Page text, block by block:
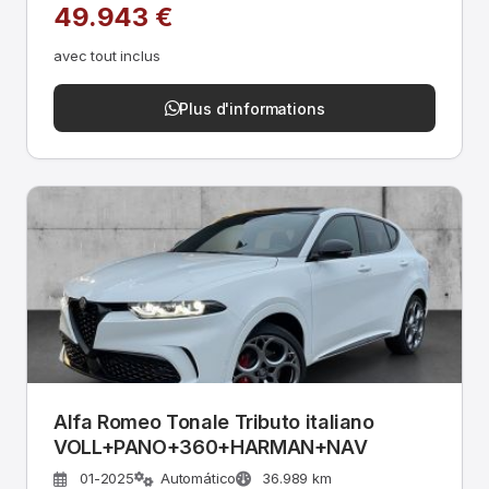
49.943 €
avec tout inclus
Plus d'informations
Alfa Romeo Tonale Tributo italiano
VOLL+PANO+360+HARMAN+NAV
01-2025 Automático
36.989 km